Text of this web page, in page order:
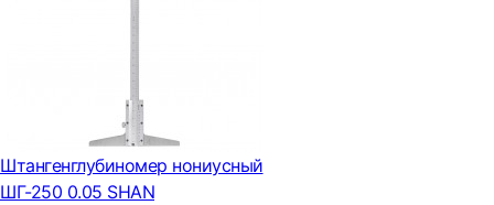
Штангенглубиномер нониусный
ШГ-250 0.05 SHAN